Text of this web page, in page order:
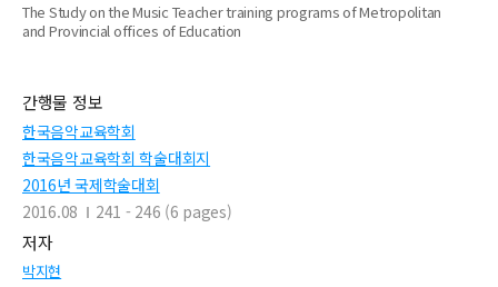
The Study on the Music Teacher training programs of Metropolitan
and Provincial offices of Education
간행물 정보
한국음악교육학회
한국음악교육학회 학술대회지
2016년 국제학술대회
2016.08
241 - 246 (6 pages)
저자
박지현